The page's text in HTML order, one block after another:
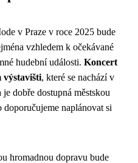
v Praze v roce 2025 bude
vzhledem k očekávané
hudební události. Koncert
výstavišti, které se nachází v
dobře dostupná městskou
naplánovat si
hromadnou dopravu bude